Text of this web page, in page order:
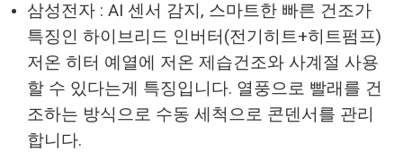
삼성전자 : AI 센서 감지, 스마트한 빠른 건조가
특징인 하이브리드 인버터(전기히트+히트펌프)
저온 히터 예열에 저온 제습건조와 사계절 사용
할 수 있다는게 특징입니다. 열풍으로 빨래를 건
조하는 방식으로 수동 세척으로 콘덴서를 관리
합니다.